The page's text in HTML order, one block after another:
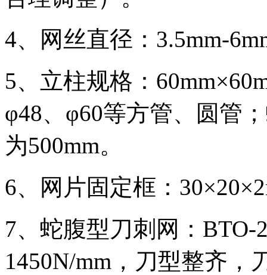
4、网丝直径：3.5mm-
5、立柱规格：
φ48、φ60等方管、圆管
为500mm。
6、网片固定框：
7、蛇腹型刀刺网：
1450N/mm，刀型整齐，